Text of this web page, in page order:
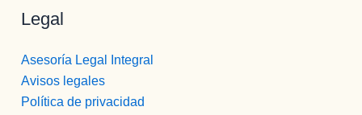
Legal
Asesoría Legal Integral
Avisos legales
Política de privacidad